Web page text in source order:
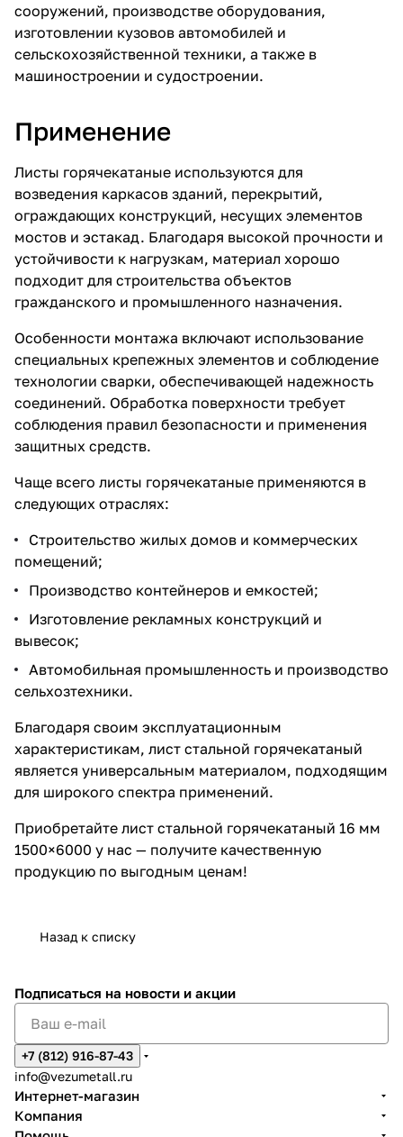
сооружений, производстве оборудования,
изготовлении кузовов автомобилей и
сельскохозяйственной техники, а также в
машиностроении и судостроении.
Применение
Листы горячекатаные используются для
возведения каркасов зданий, перекрытий,
ограждающих конструкций, несущих элементов
мостов и эстакад. Благодаря высокой прочности и
устойчивости к нагрузкам, материал хорошо
подходит для строительства объектов
гражданского и промышленного назначения.
Особенности монтажа включают использование
специальных крепежных элементов и соблюдение
технологии сварки, обеспечивающей надежность
соединений. Обработка поверхности требует
соблюдения правил безопасности и применения
защитных средств.
Чаще всего листы горячекатаные применяются в
следующих отраслях:
Строительство жилых домов и коммерческих
помещений;
Производство контейнеров и емкостей;
Изготовление рекламных конструкций и
вывесок;
Автомобильная промышленность и производство
сельхозтехники.
Благодаря своим эксплуатационным
характеристикам, лист стальной горячекатаный
является универсальным материалом, подходящим
для широкого спектра применений.
Приобретайте лист стальной горячекатаный 16 мм
1500×6000 у нас — получите качественную
продукцию по выгодным ценам!
Назад к списку
Подписаться на новости и акции
+7 (812) 916-87-43
info@vezumetall.ru
Интернет-магазин
Компания